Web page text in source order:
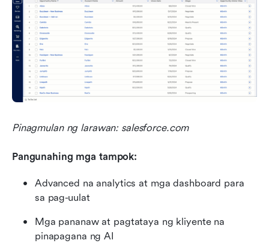
Pinagmulan ng larawan: salesforce.com
Pangunahing mga tampok:
Advanced na analytics at mga dashboard para
sa pag-uulat
Mga pananaw at pagtataya ng kliyente na
pinapagana ng AI